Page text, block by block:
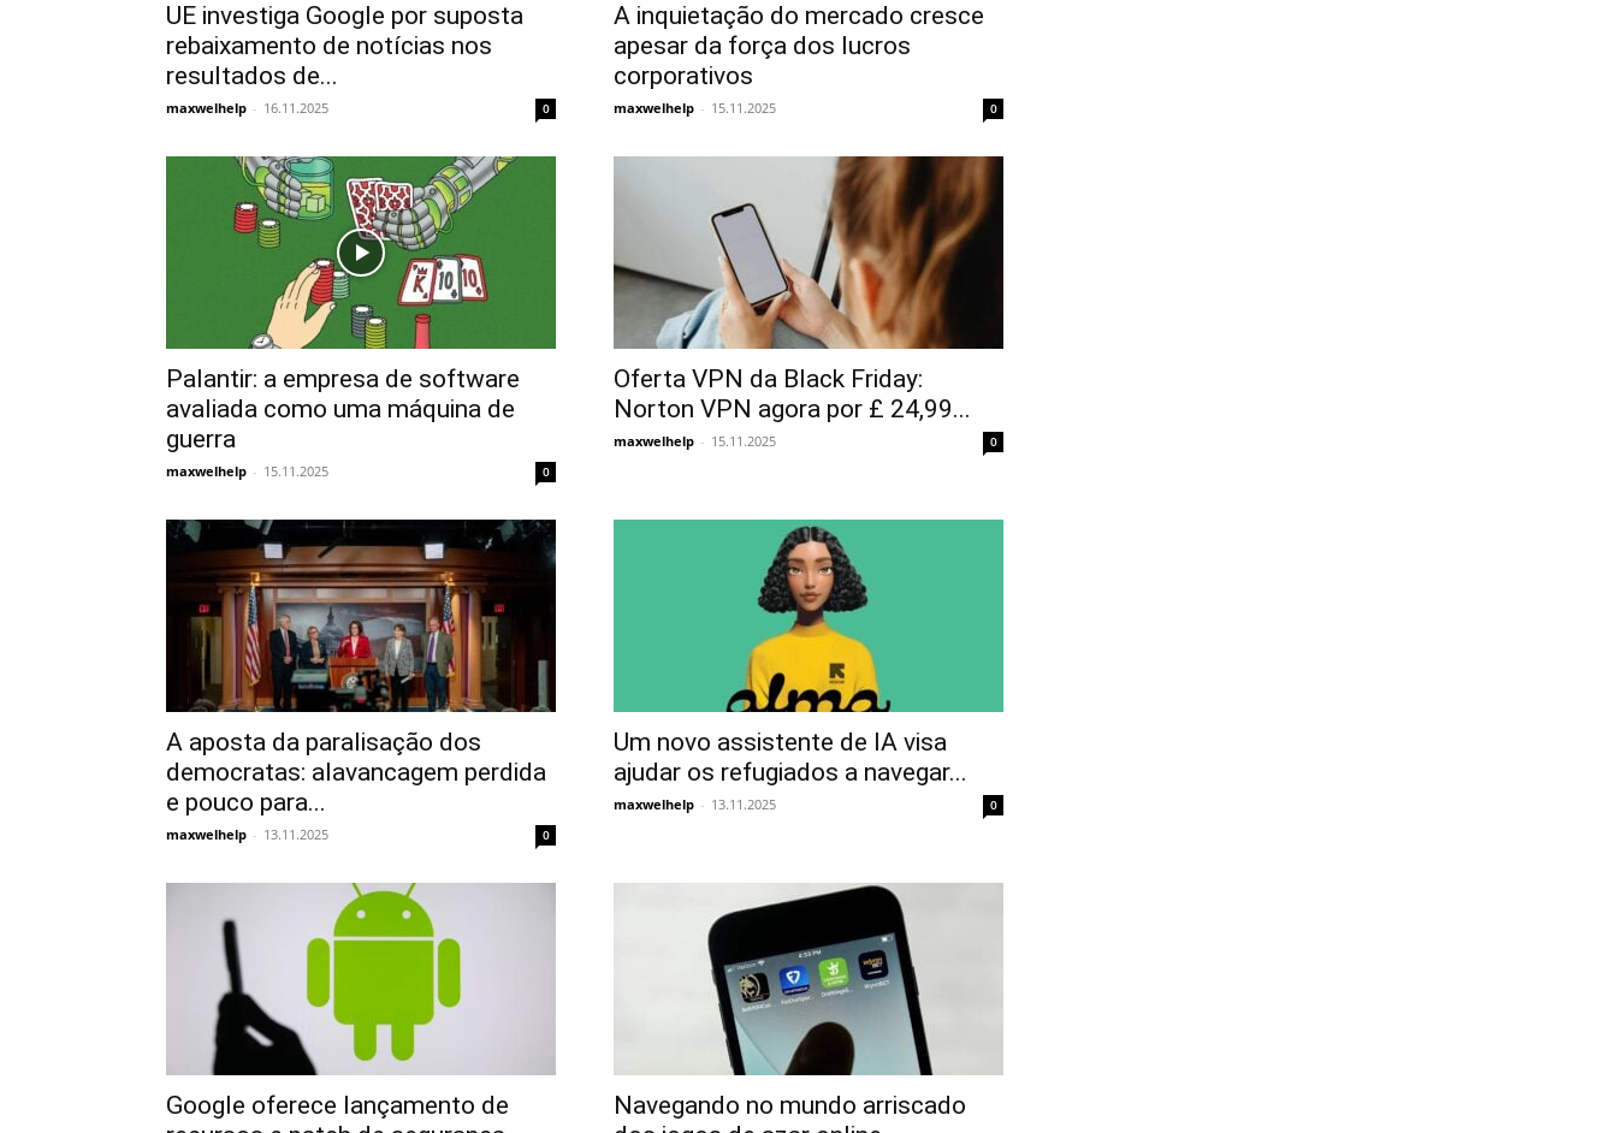
UE investiga Google por suposta
rebaixamento de notícias nos
resultados de...
maxwelhelp - 16.11.2025 0
A inquietação do mercado cresce
apesar da força dos lucros
corporativos
maxwelhelp - 15.11.2025 0
Palantir: a empresa de software
avaliada como uma máquina de
guerra
maxwelhelp - 15.11.2025 0
Oferta VPN da Black Friday:
Norton VPN agora por £ 24,99...
maxwelhelp - 15.11.2025 0
A aposta da paralisação dos
democratas: alavancagem perdida
e pouco para...
maxwelhelp - 13.11.2025 0
Um novo assistente de IA visa
ajudar os refugiados a navegar...
maxwelhelp - 13.11.2025 0
Google oferece lançamento de
Navegando no mundo arriscado